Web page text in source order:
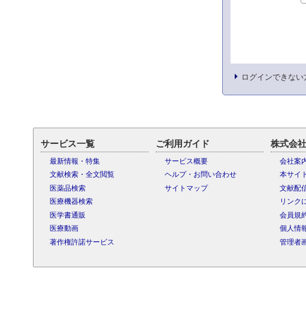
ログインできない
サービス一覧
最新情報・特集
文献検索・全文閲覧
医薬品検索
医療機器検索
医学書通販
医療動画
著作権許諾サービス
ご利用ガイド
サービス概要
ヘルプ・お問い合わせ
サイトマップ
株式会
会社案
本サイ
文献配
リンク
会員規
個人情
管理者